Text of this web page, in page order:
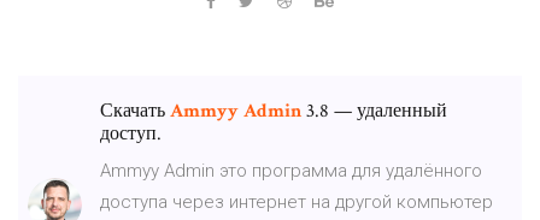
СкачатьAmmyyAdmin3.8 — удаленный
доступ.
Ammyy Admin это программа для удалённого
доступа через интернет на другой компьютер